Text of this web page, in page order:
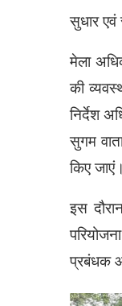
सुधार एवं
मेला
की
निर्देश
सुगम
किए जाएं।
इस
प्रबंधक